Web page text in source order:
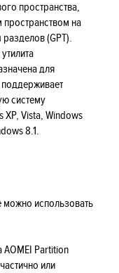
пространства,
на
(GPT).
для
систему
XP, Vista, Windows
8.1.
использовать
Partition
или